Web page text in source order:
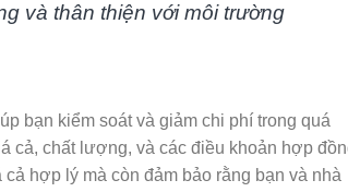
và thân thiện với môi trường
bạn kiểm soát và giảm chi phí trong quá
cả, chất lượng, và các điều khoản hợp
hợp lý mà còn đảm bảo rằng bạn và nhà